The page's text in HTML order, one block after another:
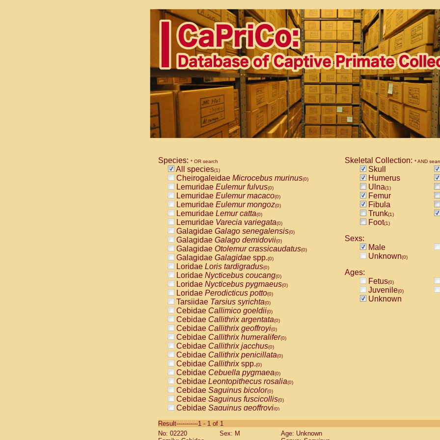
Species: * OR search
All species(1)
Cheirogaleidae Microcebus murinus(0)
Lemuridae Eulemur fulvus(0)
Lemuridae Eulemur macaco(0)
Lemuridae Eulemur mongoz(0)
Lemuridae Lemur catta(0)
Lemuridae Varecia variegata(0)
Galagidae Galago senegalensis(0)
Galagidae Galago demidovii(0)
Galagidae Otolemur crassicaudatus(0)
Galagidae Galagidae spp.(0)
Loridae Loris tardigradus(0)
Loridae Nycticebus coucang(0)
Loridae Nycticebus pygmaeus(0)
Loridae Perodicticus potto(0)
Tarsiidae Tarsius syrichta(0)
Cebidae Callimico goeldii(0)
Cebidae Callithrix argentata(0)
Cebidae Callithrix geoffroyi(0)
Cebidae Callithrix humeralifer(0)
Cebidae Callithrix jacchus(0)
Cebidae Callithrix penicillata(0)
Cebidae Callithrixspp.(0)
Cebidae Cebuella pygmaea(0)
Cebidae Leontopithecus rosalia(0)
Cebidae Saguinus bicolor(0)
Cebidae Saguinus fuscicollis(0)
Cebidae Saguinus geoffroyi(0)
CebidaeSaguinus labiatus(0)
Cebidae Saguinus leucopus (0)
Skeletal Collection: * AND
Skull
Humerus
Ulna(1)
Femur
Fibula
Trunk(1)
Foot(1)
Sexs:
Male
Unknown(0)
Ages:
Fetus(0)
Juvenile(0)
Unknown
Result-----------1 - 1 of 1
No: 02220
Sex: M
Age: Unknown